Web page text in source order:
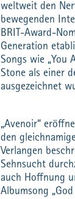
weltweit den
bewegenden
BRIT-Award-
Generation
Songs wie „You
Stone als einer
ausgezeichnet
„Avenoir“
den
Verlangen
Sehnsucht
auch Hoffnung
Albumsong